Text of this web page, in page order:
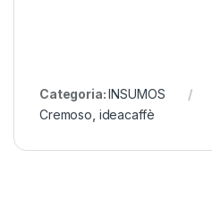
Categoria: INSUMOS
Cremoso, ideacaffè